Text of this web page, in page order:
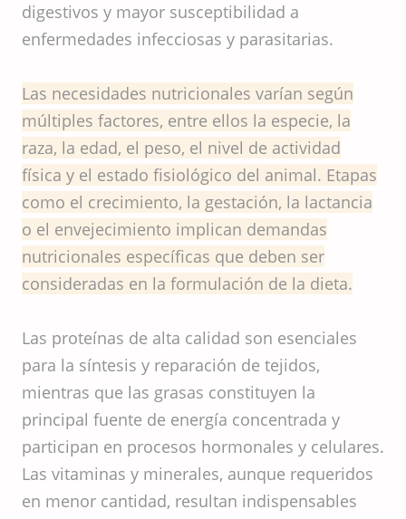
digestivos y mayor susceptibilidad a
enfermedades infecciosas y parasitarias.
Las necesidades nutricionales varían según
múltiples factores, entre ellos la especie, la
raza, la edad, el peso, el nivel de actividad
física y el estado fisiológico del animal. Etapas
como el crecimiento, la gestación, la lactancia
o el envejecimiento implican demandas
nutricionales específicas que deben ser
consideradas en la formulación de la dieta.
Las proteínas de alta calidad son esenciales
para la síntesis y reparación de tejidos,
mientras que las grasas constituyen la
principal fuente de energía concentrada y
participan en procesos hormonales y celulares.
Las vitaminas y minerales, aunque requeridos
en menor cantidad, resultan indispensables